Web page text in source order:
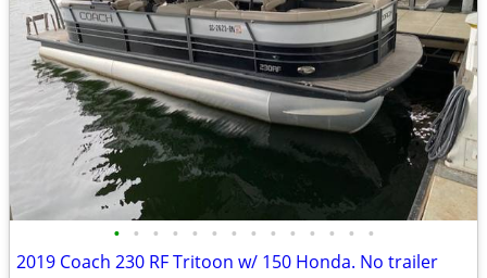
• • • • • • • • • • • • • •
2019 Coach 230 RF Tritoon w/ 150 Honda. No trailer